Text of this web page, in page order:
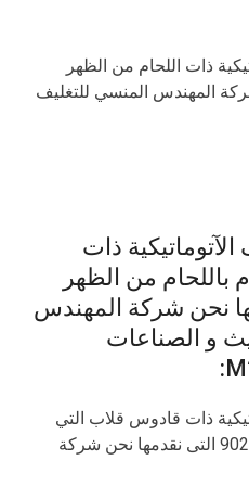
ذات اللحام من الظهر
نحن شركة المهندس المنسي للتغليف
الآتوماتيكية ذات
باللحام من الظهر
نقدمها نحن شركة المهندس
و الصناعات
ذات قادوس قلاب التي
تقوم باللحام من الظهر موديل 902 التى نقدمها نحن شركة